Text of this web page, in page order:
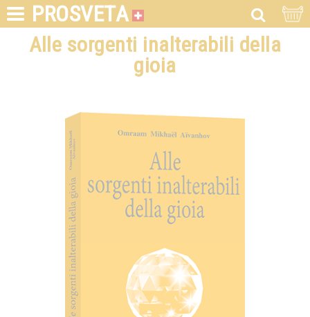
PROSVETA
Alle sorgenti inalterabili della
gioia